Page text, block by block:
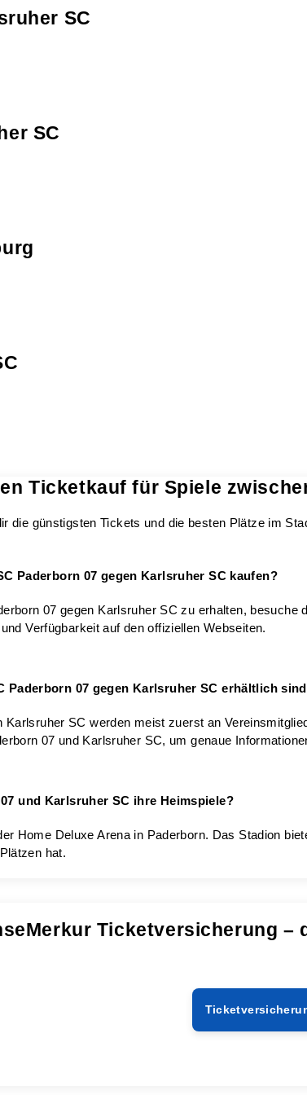
SC
SC
Ticketkauf für Spiele
die günstigsten Tickets und die besten Plätze im
Paderborn 07 gegen Karlsruher SC kaufen?
07 gegen Karlsruher SC zu erhalten,
Verfügbarkeit auf den offiziellen Webseiten.
Paderborn 07 gegen Karlsruher SC erhältlich
SC werden meist zuerst an
07 und Karlsruher SC, um genaue
und Karlsruher SC ihre Heimspiele?
Home Deluxe Arena in Paderborn. Das Stadion
hat.
Ticketversicherung –